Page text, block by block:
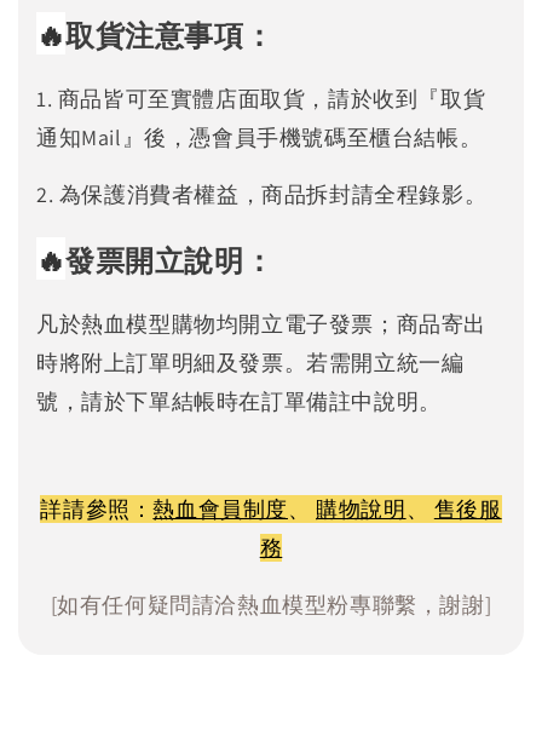
🔥取貨注意事項：
1. 商品皆可至實體店面取貨，請於收到『取貨
通知Mail』後，憑會員手機號碼至櫃台結帳。
2. 為保護消費者權益，商品拆封請全程錄影。
🔥發票開立說明：
凡於熱血模型購物均開立電子發票；商品寄出
時將附上訂單明細及發票。若需開立統一編
號，請於下單結帳時在訂單備註中說明。
詳請參照：熱血會員制度、 購物說明、 售後服
務
[如有任何疑問請洽熱血模型粉專聯繫，謝謝]